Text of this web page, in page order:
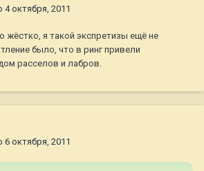
4 октября, 2011
жёстко, я такой экспретизы ещё не
было, что в ринг привели
расселов и лабров.
6 октября, 2011